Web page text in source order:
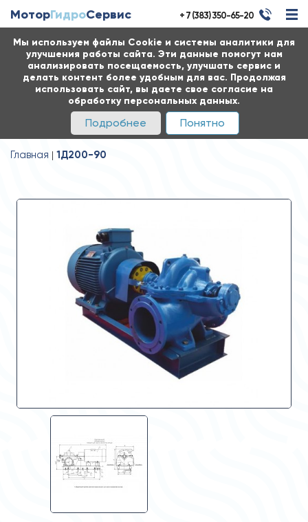
Мы используем файлы Cookie и системы аналитики для
улучшения работы сайта. Эти данные помогут нам
анализировать посещаемость, улучшать сервис и
делать контент более удобным для вас. Продолжая
использовать сайт, вы даете свое согласие на
обработку персональных данных.
Подробнее Понятно
МоторГидроСервис + 7 (383) 350-65-20
Главная 1Д200-90